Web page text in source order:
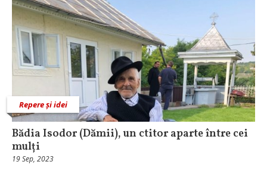
Repere și idei
Bădia Isodor (Dămii), un ctitor aparte între cei
mulți
19 Sep, 2023